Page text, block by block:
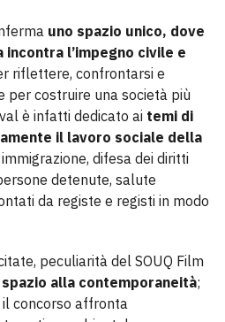
uno spazio unico, dove
l’impegno civile e
riflettere, confrontarsi e
per costruire una società più
è infatti dedicato ai temi di
il lavoro sociale della
difesa dei diritti
detenute, salute
da registe e registi in modo
peculiarità del SOUQ Film
alla contemporaneità;
concorso affronta